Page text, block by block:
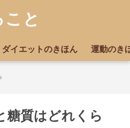
と
ダイエットのきほん 運動のき
糖質はどれくら